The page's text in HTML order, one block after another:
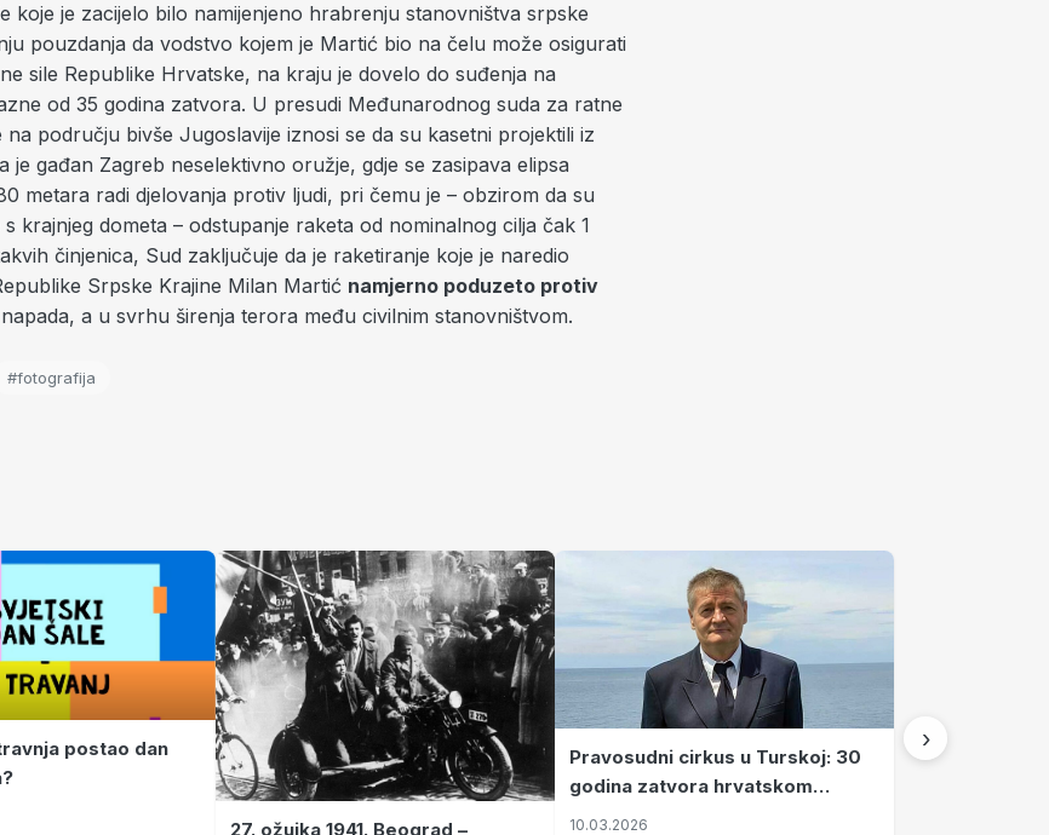
koje je zacijelo bilo namijenjeno hrabrenju stanovništva srpske
pouzdanja da vodstvo kojem je Martić bio na čelu može osigurati
sile Republike Hrvatske, na kraju je dovelo do suđenja na
od 35 godina zatvora. U presudi Međunarodnog suda za ratne
na području bivše Jugoslavije iznosi se da su kasetni projektili iz
je gađan Zagreb neselektivno oružje, gdje se zasipava elipsa
metara radi djelovanja protiv ljudi, pri čemu je – obzirom da su
krajnjeg dometa – odstupanje raketa od nominalnog cilja čak 1
činjenica, Sud zaključuje da je raketiranje koje je naredio
Srpske Krajine Milan Martić namjerno poduzeto protiv
a u svrhu širenja terora među civilnim stanovništvom.
#fotografija
postao dan
27. ožujka 1941. Beograd –
Pravosudni cirkus u Turskoj: 30
godina zatvora hrvatskom
kapetanu kojeg su sami pustili
10.03.2026
›